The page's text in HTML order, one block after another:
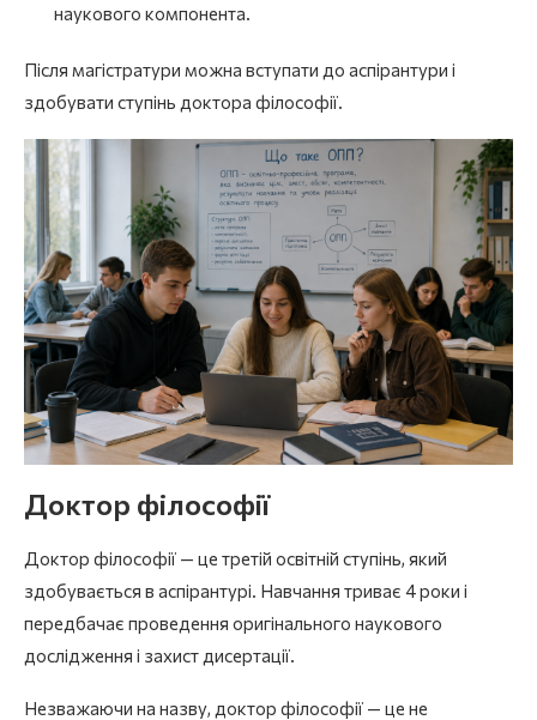
наукового компонента.
Після магістратури можна вступати до аспірантури і
здобувати ступінь доктора філософії.
Доктор філософії
Доктор філософії — це третій освітній ступінь, який
здобувається в аспірантурі. Навчання триває 4 роки і
передбачає проведення оригінального наукового
дослідження і захист дисертації.
Незважаючи на назву, доктор філософії — це не